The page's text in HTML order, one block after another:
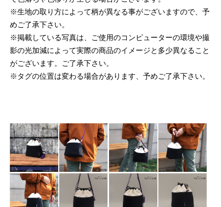
※生地の取り方によって柄が異なる事がございますので、予
めご了承下さい。
※掲載している写真は、ご使用のコンピューターの環境や撮
影の光加減によって実際の商品のイメージと多少異なること
がございます。ご了承下さい。
※タグの位置は変わる場合があります、予めご了承下さい。